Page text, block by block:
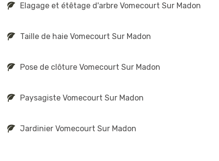
Elagage et étêtage d'arbre Vomecourt Sur Madon
Taille de haie Vomecourt Sur Madon
Pose de clôture Vomecourt Sur Madon
Paysagiste Vomecourt Sur Madon
Jardinier Vomecourt Sur Madon